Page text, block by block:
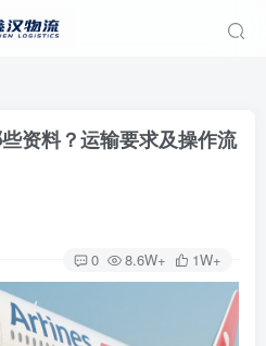
资料？运输要求及操作流
0 8.6W+ 1W+